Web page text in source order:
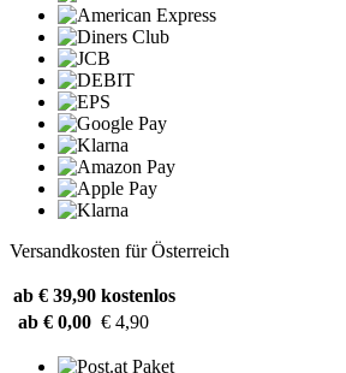
Versandkosten für Österreich
ab € 39,90 kostenlos
ab € 0,00 € 4,90